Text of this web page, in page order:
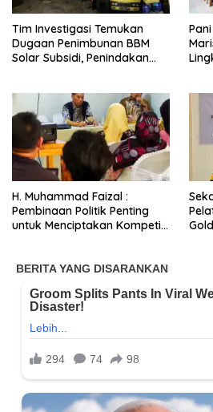
Tim Investigasi Temukan
Dugaan Penimbunan BBM
Solar Subsidi, Penindakan
H. Muhammad Faizal :
Pembinaan Politik Penting
untuk Menciptakan Kompetisi